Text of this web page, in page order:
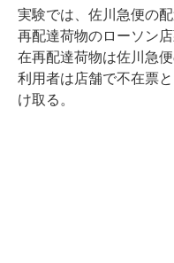
実験では、佐川急便の
再配達荷物のローソン
在再配達荷物は佐川急
利用者は店舗で不在票
け取る。